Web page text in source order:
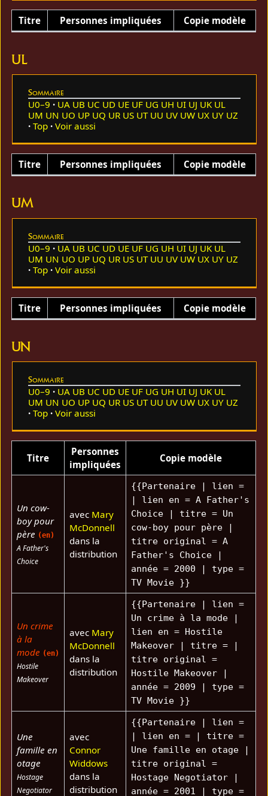
Titre Personnes impliquées Copie modèle
UL
Sommaire
U0–9 UA UB UC UD UE UF UG UH UI UJ UK UL
UM UN UO UP UQ UR US UT UU UV UW UX UY UZ
Top
Voir aussi
Titre Personnes impliquées Copie modèle
UM
Sommaire
U0–9 UA UB UC UD UE UF UG UH UI UJ UK UL
UM UN UO UP UQ UR US UT UU UV UW UX UY UZ
Top
Voir aussi
Titre Personnes impliquées Copie modèle
UN
Sommaire
U0–9 UA UB UC UD UE UF UG UH UI UJ UK UL
UM UN UO UP UQ UR US UT UU UV UW UX UY UZ
Top
Voir aussi
Titre
Personnes
impliquées
Copie modèle
Un cow-
boy pour
père (en)
A Father's
Choice
avec Mary
McDonnell
dans la
distribution
{{Partenaire | lien =
| lien en = A Father's
Choice | titre = Un
cow-boy pour père |
titre original = A
Father's Choice |
année = 2000 | type =
TV Movie }}
Un crime
à la
mode (en)
Hostile
Makeover
avec Mary
McDonnell
dans la
distribution
{{Partenaire | lien =
Un crime à la mode |
lien en = Hostile
Makeover | titre = |
titre original =
Hostile Makeover |
année = 2009 | type =
TV Movie }}
Une
famille en
otage
Hostage
Negotiator
avec
Connor
Widdows
dans la
distribution
{{Partenaire | lien =
| lien en = | titre =
Une famille en otage |
titre original =
Hostage Negotiator |
année = 2001 | type =